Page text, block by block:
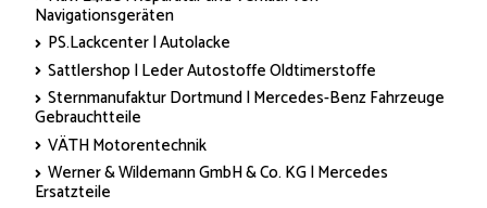
Navigationsgeräten
PS.Lackcenter | Autolacke
Sattlershop | Leder Autostoffe Oldtimerstoffe
Sternmanufaktur Dortmund | Mercedes-Benz Fahrzeuge
Gebrauchtteile
VÄTH Motorentechnik
Werner & Wildemann GmbH & Co. KG | Mercedes
Ersatzteile